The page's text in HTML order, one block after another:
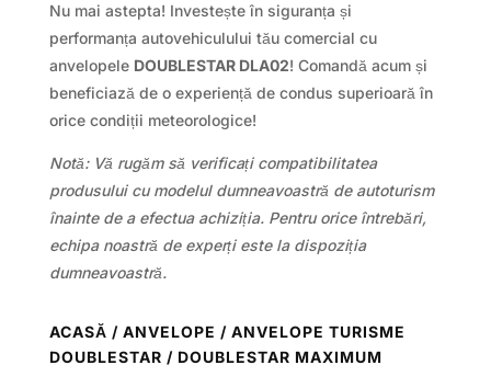
Nu mai astepta! Investește în siguranța și
performanța autovehiculului tău comercial cu
anvelopele DOUBLESTAR DLA02! Comandă acum și
beneficiază de o experiență de condus superioară în
orice condiții meteorologice!
Notă: Vă rugăm să verificați compatibilitatea
produsului cu modelul dumneavoastră de autoturism
înainte de a efectua achiziția. Pentru orice întrebări,
echipa noastră de experți este la dispoziția
dumneavoastră.
ACASĂ / ANVELOPE / ANVELOPE TURISME
DOUBLESTAR / DOUBLESTAR MAXIMUM